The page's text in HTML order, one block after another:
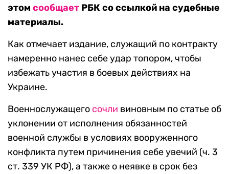
этом сообщает РБК со ссылкой на судебные
материалы.
Как отмечает издание, служащий по контракту
намеренно нанес себе удар топором, чтобы
избежать участия в боевых действиях на
Украине.
Военнослужащего сочли виновным по статье об
уклонении от исполнения обязанностей
военной службы в условиях вооруженного
конфликта путем причинения себе увечий (ч. 3
ст. 339 УК РФ), а также о неявке в срок без